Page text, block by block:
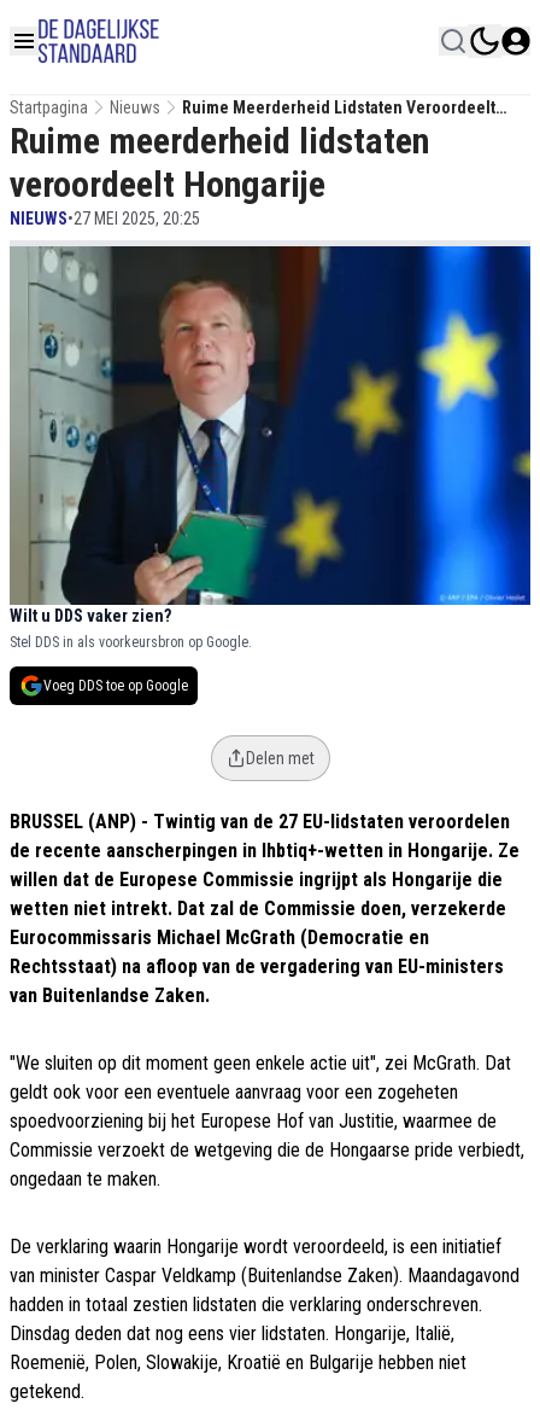
Startpagina Nieuws
Ruime Meerderheid Lidstaten Veroordeelt
Hongarije
Ruime meerderheid lidstaten
veroordeelt Hongarije
NIEUWS•27 MEI 2025, 20:25
Wilt u DDS vaker zien?
Stel DDS in als voorkeursbron op Google.
Voeg DDS toe op Google
Delen met
BRUSSEL (ANP) - Twintig van de 27 EU-lidstaten veroordelen
de recente aanscherpingen in lhbtiq+-wetten in Hongarije. Ze
willen dat de Europese Commissie ingrijpt als Hongarije die
wetten niet intrekt. Dat zal de Commissie doen, verzekerde
Eurocommissaris Michael McGrath (Democratie en
Rechtsstaat) na afloop van de vergadering van EU-ministers
van Buitenlandse Zaken.
"We sluiten op dit moment geen enkele actie uit", zei McGrath. Dat
geldt ook voor een eventuele aanvraag voor een zogeheten
spoedvoorziening bij het Europese Hof van Justitie, waarmee de
Commissie verzoekt de wetgeving die de Hongaarse pride verbiedt,
ongedaan te maken.
De verklaring waarin Hongarije wordt veroordeeld, is een initiatief
van minister Caspar Veldkamp (Buitenlandse Zaken). Maandagavond
hadden in totaal zestien lidstaten die verklaring onderschreven.
Dinsdag deden dat nog eens vier lidstaten. Hongarije, Italië,
Roemenië, Polen, Slowakije, Kroatië en Bulgarije hebben niet
getekend.